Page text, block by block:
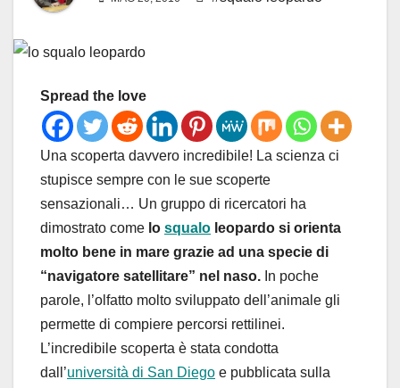
Spread the love
Una scoperta davvero incredibile! La scienza ci
stupisce sempre con le sue scoperte
sensazionali… Un gruppo di ricercatori ha
dimostrato come lo squalo leopardo si orienta
molto bene in mare grazie ad una specie di
“navigatore satellitare” nel naso. In poche
parole, l’olfatto molto sviluppato dell’animale gli
permette di compiere percorsi rettilinei.
L’incredibile scoperta è stata condotta
dall’università di San Diego e pubblicata sulla